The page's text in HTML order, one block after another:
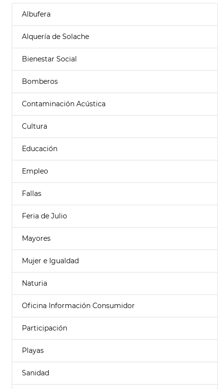
Albufera
Alquería de Solache
Bienestar Social
Bomberos
Contaminación Acústica
Cultura
Educación
Empleo
Fallas
Feria de Julio
Mayores
Mujer e Igualdad
Naturia
Oficina Información Consumidor
Participación
Playas
Sanidad